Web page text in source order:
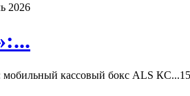
2026
кассовый бокс ALS КС...